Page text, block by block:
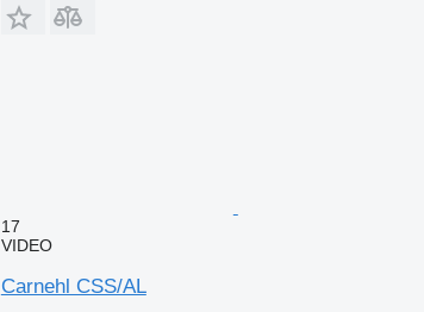
17
VIDEO
Carnehl CSS/AL